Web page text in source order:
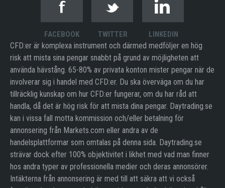
FACEBOOK TWITTER LINKEDIN
CFD:er är komplexa instrument och därmed medföljer en hög
risk att mista sina pengar snabbt på grund av möjligheten att
använda hävstång. 65-80% av privata konton mister pengar när de
involverar sig i handel med CFD:er. Du ska överväga om du har
tillräcklig kunskap om hur CFD:er fungerar, om du har råd att
handla, då det är hög risk för att mista dina pengar. Daytrading.se
kan i vissa fall motta kommission och/eller betalning för
annonsering från Markets.com eller andra av de
handelsplattformar som omtalas på denna sida. Daytrading.se
strävar dock efter 100% objektivitet i likhet med vad man finner
hos andra typer av professionella medier och deras annonsörer.
Intäkterna från annonsering är med till att säkra att vi också